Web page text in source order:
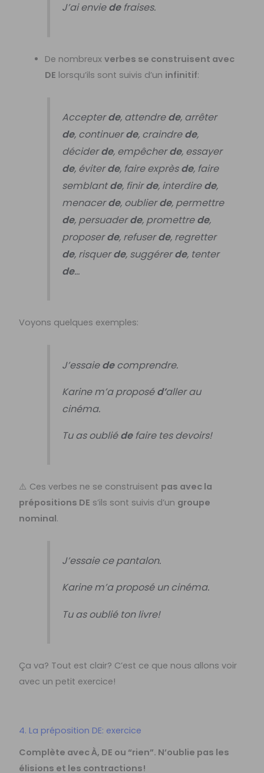
J’ai enviedefraises.
De nombreux verbes se construisent avec
DE lorsqu’ils sont suivis d’un infinitif:
Accepterde, attendrede, arrêter
de, continuerde, craindrede,
déciderde, empêcherde, essayer
de, éviterde, faire exprèsde, faire
semblantde, finirde, interdirede,
menacerde, oublierde, permettre
de, persuaderde, promettrede,
proposerde, refuserde, regretter
de, risquerde, suggérerde, tenter
de…
Voyons quelques exemples:
J’essaiedecomprendre.
Karine m’a proposéd’aller au
cinéma.
Tu as oubliédefaire tes devoirs!
⚠️ Ces verbes ne se construisent pas avec la
prépositions DE s’ils sont suivis d’un groupe
nominal.
J’essaie ce pantalon.
Karine m’a proposé un cinéma.
Tu as oublié ton livre!
Ça va? Tout est clair? C’est ce que nous allons voir
avec un petit exercice!
4. La préposition DE: exercice
Complète avec À, DE ou “rien”. N’oublie pas les
élisions et les contractions!